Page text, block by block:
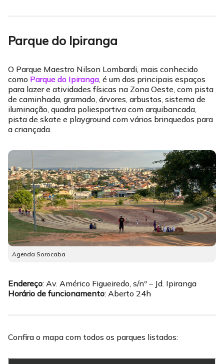
Parque do Ipiranga
O Parque Maestro Nilson Lombardi, mais conhecido
como Parque do Ipiranga, é um dos principais espaços
para lazer e atividades físicas na Zona Oeste, com pista
de caminhada, gramado, árvores, arbustos, sistema de
iluminação, quadra poliesportiva com arquibancada,
pista de skate e playground com vários brinquedos para
a criançada.
Agenda Sorocaba
Endereço: Av. Américo Figueiredo, s/nº – Jd. Ipiranga
Horário de funcionamento: Aberto 24h
Confira o mapa com todos os parques listados: